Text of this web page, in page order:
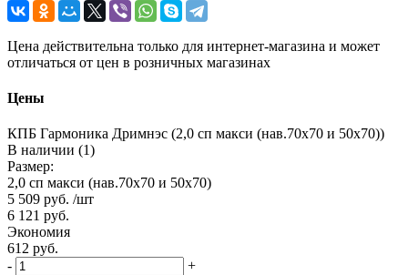
Цена действительна только для интернет-магазина и может
отличаться от цен в розничных магазинах
Цены
КПБ Гармоника Дримнэс (2,0 сп макси (нав.70х70 и 50х70))
В наличии (1)
Размер:
2,0 сп макси (нав.70х70 и 50х70)
5 509 руб. /шт
6 121 руб.
Экономия
612 руб.
-
+